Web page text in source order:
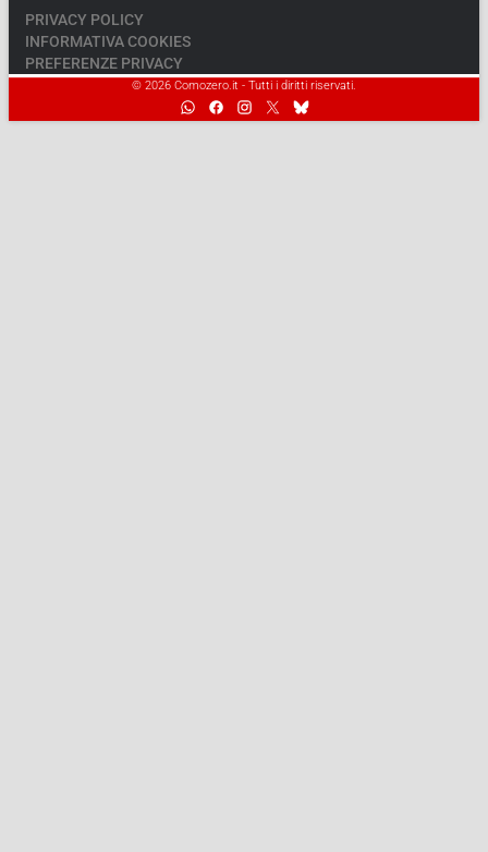
PRIVACY POLICY
INFORMATIVA COOKIES
PREFERENZE PRIVACY
© 2026 Comozero.it - Tutti i diritti riservati.